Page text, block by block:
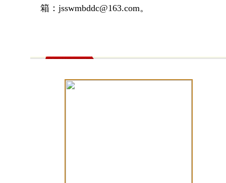
箱：jsswmbddc@163.com。